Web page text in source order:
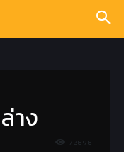
าง
72898